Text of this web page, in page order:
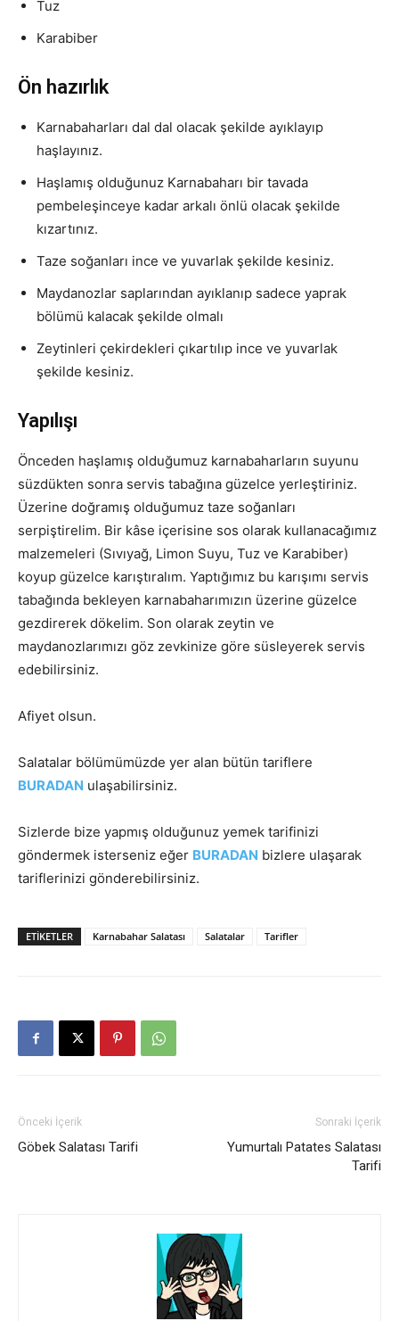
Tuz
Karabiber
Ön hazırlık
Karnabaharları dal dal olacak şekilde ayıklayıp
haşlayınız.
Haşlamış olduğunuz Karnabaharı bir tavada
pembeleşinceye kadar arkalı önlü olacak şekilde
kızartınız.
Taze soğanları ince ve yuvarlak şekilde kesiniz.
Maydanozlar saplarından ayıklanıp sadece yaprak
bölümü kalacak şekilde olmalı
Zeytinleri çekirdekleri çıkartılıp ince ve yuvarlak
şekilde kesiniz.
Yapılışı
Önceden haşlamış olduğumuz karnabaharların suyunu
süzdükten sonra servis tabağına güzelce yerleştiriniz.
Üzerine doğramış olduğumuz taze soğanları
serpiştirelim. Bir kâse içerisine sos olarak kullanacağımız
malzemeleri (Sıvıyağ, Limon Suyu, Tuz ve Karabiber)
koyup güzelce karıştıralım. Yaptığımız bu karışımı servis
tabağında bekleyen karnabaharımızın üzerine güzelce
gezdirerek dökelim. Son olarak zeytin ve
maydanozlarımızı göz zevkinize göre süsleyerek servis
edebilirsiniz.
Afiyet olsun.
Salatalar bölümümüzde yer alan bütün tariflere
BURADAN ulaşabilirsiniz.
Sizlerde bize yapmış olduğunuz yemek tarifinizi
göndermek isterseniz eğer BURADAN bizlere ulaşarak
tariflerinizi gönderebilirsiniz.
ETIKETLER Karnabahar Salatası Salatalar Tarifler
Önceki İçerik
Göbek Salatası Tarifi
Sonraki İçerik
Yumurtalı Patates Salatası
Tarifi